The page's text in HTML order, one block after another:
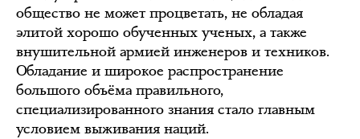
общество не может процветать, не обладая
элитой хорошо обученных ученых, а также
внушительной армией инженеров и техников.
Обладание и широкое распространение
большого объёма правильного,
специализированного знания стало главным
условием выживания наций.